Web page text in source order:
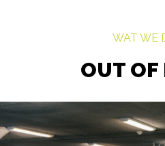
WAT WE
OUT OF